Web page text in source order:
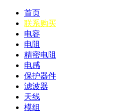
首页
联系购买
电容
电阻
精密电阻
电感
保护器件
滤波器
天线
模组